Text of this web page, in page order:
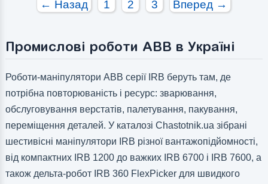
← Назад 1 2 3 Вперед →
Промислові роботи ABB в Україні
Роботи-маніпулятори ABB серії IRB беруть там, де
потрібна повторюваність і ресурс: зварювання,
обслуговування верстатів, палетування, пакування,
переміщення деталей. У каталозі Chastotnik.ua зібрані
шестивісні маніпулятори IRB різної вантажопідйомності,
від компактних IRB 1200 до важких IRB 6700 і IRB 7600, а
також дельта-робот IRB 360 FlexPicker для швидкого